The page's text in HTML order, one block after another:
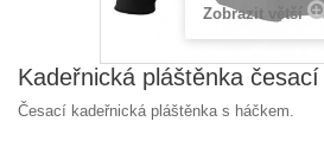
Zobrazit větší
Kadeřnická pláštěnka
Česací kadeřnická pláštěnka s háčkem.